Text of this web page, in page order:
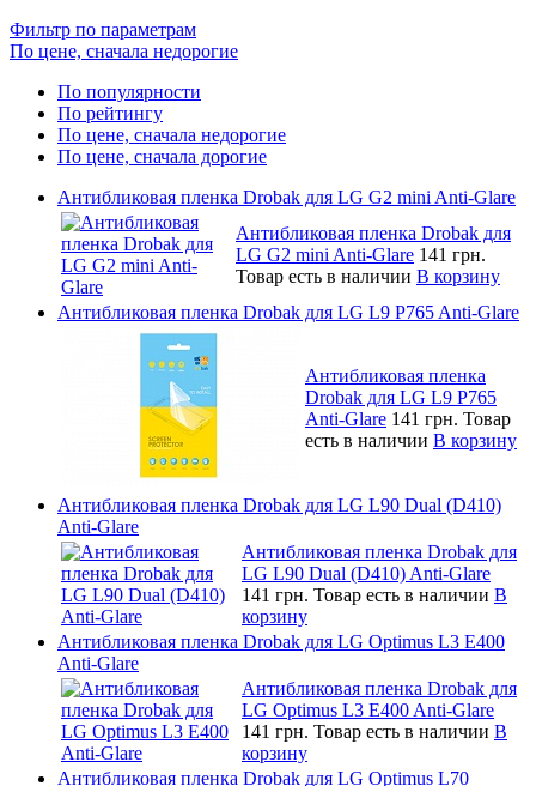
Фильтр по параметрам
По цене, сначала недорогие
По популярности
По рейтингу
По цене, сначала недорогие
По цене, сначала дорогие
Антибликовая пленка Drobak для LG G2 mini Anti-Glare
Антибликовая пленка Drobak для
LG G2 mini Anti-Glare 141 грн.
Товар есть в наличии В корзину
Антибликовая пленка Drobak для LG L9 P765 Anti-Glare
Антибликовая пленка
Drobak для LG L9 P765
Anti-Glare 141 грн. Товар
есть в наличии В корзину
Антибликовая пленка Drobak для LG L90 Dual (D410)
Anti-Glare
Антибликовая пленка Drobak для
LG L90 Dual (D410) Anti-Glare
141 грн. Товар есть в наличии В
корзину
Антибликовая пленка Drobak для LG Optimus L3 E400
Anti-Glare
Антибликовая пленка Drobak для
LG Optimus L3 E400 Anti-Glare
141 грн. Товар есть в наличии В
корзину
Антибликовая пленка Drobak для LG Optimus L70